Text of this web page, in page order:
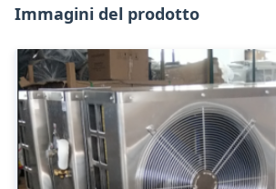
Immagini del prodotto